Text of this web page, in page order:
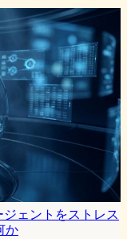
ェントをストレス
か